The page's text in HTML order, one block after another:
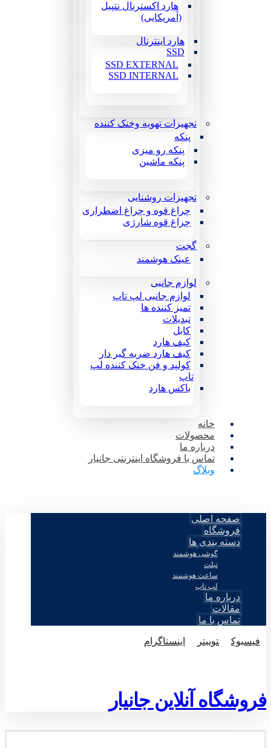
هارد اکسترنال نتپیل
(آمریکایی)
هارد اینترنال
SSD
SSD EXTERNAL
SSD INTERNAL
تجهیزات تهویه وخنک کننده
پنکه
پنکه رو میزی
پنکه ماشین
تجهیزات روشنایی
چراغ قوه و چراغ اضطراری
چراغ قوه شارژی
گجت
عینک هوشمند
لوازم جانبی
لوازم جانبی لپ تاپ
تمیز کننده ها
تبدیلات
کابل
کیف هارد
کیف هارد ضربه گیر دار
کولپد و فن خنک کننده لپ
تاپ
باکس هارد
خانه
محصولات
درباره ما
تماس با فروشگاه اینترنتی جانیار
وبلاگ
صفحه اصلی
فروشگاه
دسته بندی ها
گوشی هوشمند
تبلت
ساعت هوشمند
لپ تاپ
درباره ما
مقالات
تماس با ما
فيسبوک توییتر
اینستاگرام
فروشگاه آنلاین جانیار